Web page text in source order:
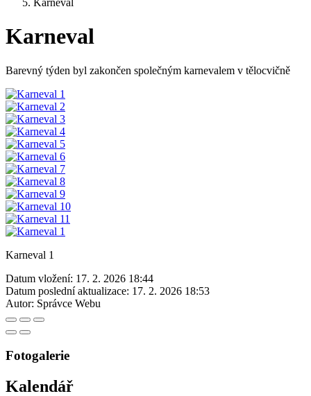
Karneval
Karneval
Barevný týden byl zakončen společným karnevalem v tělocvičně
Karneval 1
Datum vložení: 17. 2. 2026 18:44
Datum poslední aktualizace: 17. 2. 2026 18:53
Autor: Správce Webu
Fotogalerie
Kalendář